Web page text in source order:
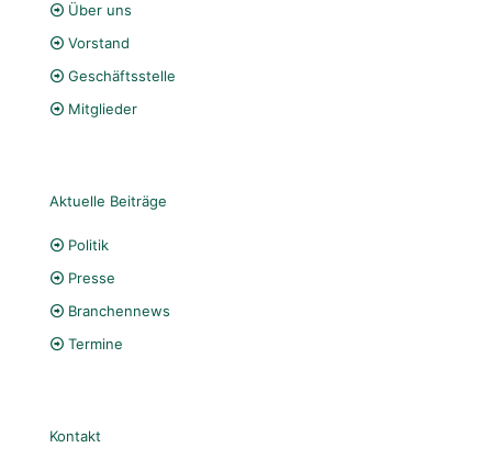
Über uns
Vorstand
Geschäftsstelle
Mitglieder
Aktuelle Beiträge
Politik
Presse
Branchennews
Termine
Kontakt